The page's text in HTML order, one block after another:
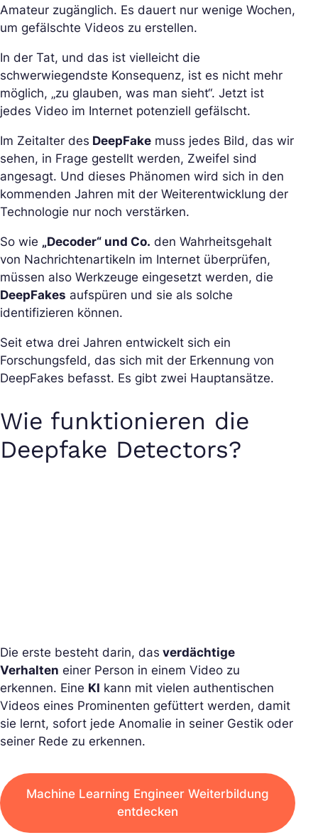
Amateur zugänglich. Es dauert nur wenige Wochen,
um gefälschte Videos zu erstellen.
In der Tat, und das ist vielleicht die
schwerwiegendste Konsequenz, ist es nicht mehr
möglich, „zu glauben, was man sieht“. Jetzt ist
jedes Video im Internet potenziell gefälscht.
Im Zeitalter des DeepFake muss jedes Bild, das wir
sehen, in Frage gestellt werden, Zweifel sind
angesagt. Und dieses Phänomen wird sich in den
kommenden Jahren mit der Weiterentwicklung der
Technologie nur noch verstärken.
So wie „Decoder“ und Co. den Wahrheitsgehalt
von Nachrichtenartikeln im Internet überprüfen,
müssen also Werkzeuge eingesetzt werden, die
DeepFakes aufspüren und sie als solche
identifizieren können.
Seit etwa drei Jahren entwickelt sich ein
Forschungsfeld, das sich mit der Erkennung von
DeepFakes befasst. Es gibt zwei Hauptansätze.
Wie funktionieren die
Deepfake Detectors?
Die erste besteht darin, das verdächtige
Verhalten einer Person in einem Video zu
erkennen. Eine KI kann mit vielen authentischen
Videos eines Prominenten gefüttert werden, damit
sie lernt, sofort jede Anomalie in seiner Gestik oder
seiner Rede zu erkennen.
Machine Learning Engineer Weiterbildung
entdecken